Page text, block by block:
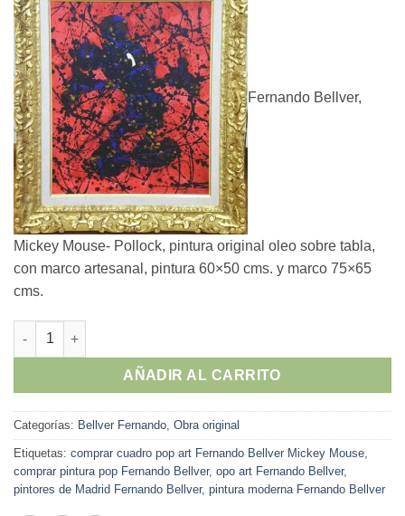
Fernando Bellver,
Mickey Mouse- Pollock, pintura original oleo sobre tabla,
con marco artesanal, pintura 60×50 cms. y marco 75×65
cms.
Fernando Bellver - "Mickey Mouse- Pollock" pintura original
AÑADIR AL CARRITO
Categorías: Bellver Fernando, Obra original
Etiquetas: comprar cuadro pop art Fernando Bellver Mickey Mouse,
comprar pintura pop Fernando Bellver, opo art Fernando Bellver,
pintores de Madrid Fernando Bellver, pintura moderna Fernando Bellver